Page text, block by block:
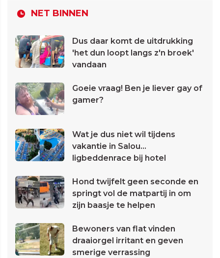
NET BINNEN
Dus daar komt de uitdrukking
'het dun loopt langs z'n broek'
vandaan
Goeie vraag! Ben je liever gay of
gamer?
Wat je dus niet wil tijdens
vakantie in Salou...
ligbeddenrace bij hotel
Hond twijfelt geen seconde en
springt vol de matpartij in om
zijn baasje te helpen
Bewoners van flat vinden
draaiorgel irritant en geven
smerige verrassing